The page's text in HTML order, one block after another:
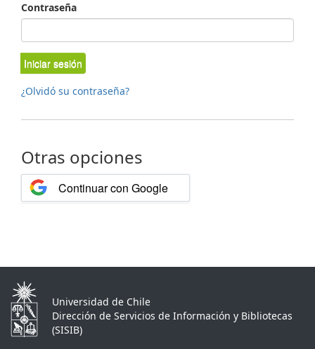
Contraseña
Iniciar sesión
¿Olvidó su contraseña?
Otras opciones
Continuar con Google
Universidad de Chile
Dirección de Servicios de Información y Bibliotecas
(SISIB)